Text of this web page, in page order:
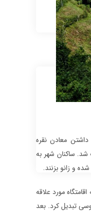
داشتن معادن نقره
غارت شد. ساکنان شهر به
و زانو بزنند.
پس از پراگ بود که به اقامتگاه مورد علاقه
تبدیل کرد. بعد